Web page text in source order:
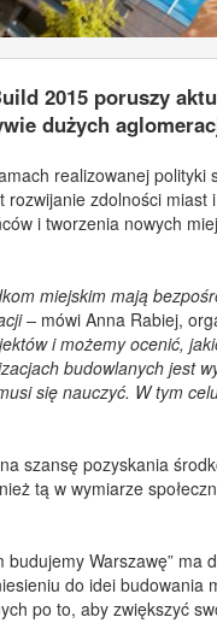
2015 poruszy
dużych
realizowanej
zdolności
i tworzenia nowych
miejskim mają
– mówi Anna Rabiej,
i możemy ocenić,
budowlanych jest
się nauczyć. W tym
szansę pozyskania
tą w wymiarze
budujemy Warszawę”
do idei budowania
po to, aby zwiększyć